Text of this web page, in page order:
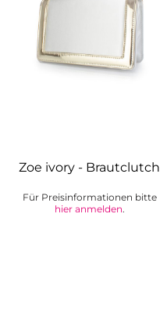
Zoe ivory - Brautclutch
Für Preisinformationen bitte
hier anmelden.